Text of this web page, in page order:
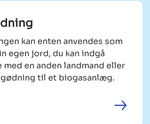
kan enten anvendes som
egen jord, du kan indgå
en anden landmand eller
til et biogasanlæg.